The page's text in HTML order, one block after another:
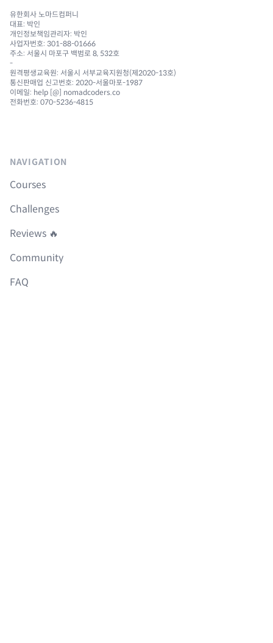
유한회사 노마드컴퍼니
대표: 박인
개인정보책임관리자: 박인
사업자번호: 301-88-01666
주소: 서울시 마포구 백범로 8, 532호
-
원격평생교육원: 서울시 서부교육지원청(제2020-13호)
통신판매업 신고번호: 2020-서울마포-1987
이메일: help [@] nomadcoders.co
전화번호: 070-5236-4815
NAVIGATION
Courses
Challenges
Reviews 🔥
Community
FAQ